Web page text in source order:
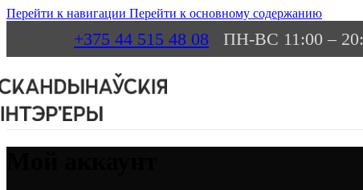
Перейти к навигации Перейти к основному содержанию
+375 44 515 48 08 ПН-ВС 11:00 –